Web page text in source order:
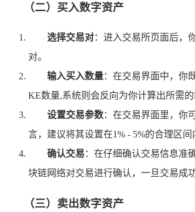
（二）买入数字资产
选择交易对：进入交易所页面后，
对。
输入买入数量：在交易界面中，你
KE数量,系统则会反向为你计算出所需的
设置交易参数：在交易界面里，你
言，建议将其设置在1% - 5%的合理区
确认交易 ：在仔细确认交易信息准
块链网络对交易进行确认，一旦交易成
（三）卖出数字资产